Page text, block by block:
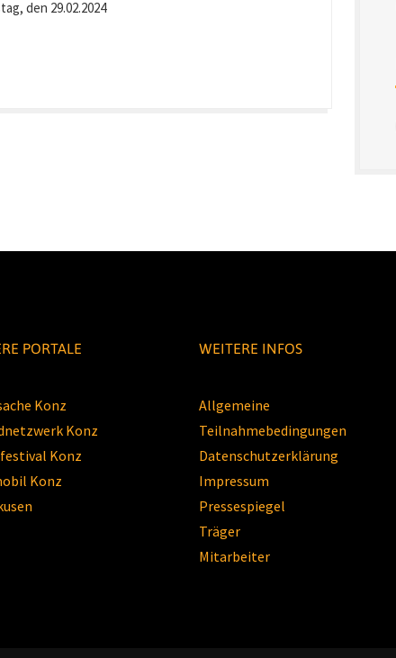
den 29.02.2024
PORTALE
Konz
Konz
Konz
Konz
WEITERE INFOS
Allgemeine
Teilnahmebedingungen
Datenschutzerklärung
Impressum
Pressespiegel
Träger
Mitarbeiter